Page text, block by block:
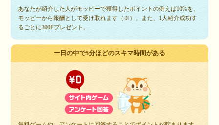
あなたが紹介した人がモッピーで獲得したポイントの例えば10%を、
モッピーから報酬として受け取れます（※）。また、1人紹介成功す
るごとに300Pプレゼント。
一日の中で5分ほどのスキマ時間がある